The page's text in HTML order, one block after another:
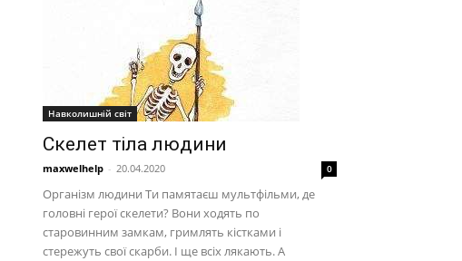
Навколишній світ
Скелет тіла людини
maxwelhelp - 20.04.2020 0
Організм людини Ти памятаєш мультфільми, де
головні герої скелети? Вони ходять по
старовинним замкам, гримлять кістками і
стережуть свої скарби. І ще всіх лякають. А